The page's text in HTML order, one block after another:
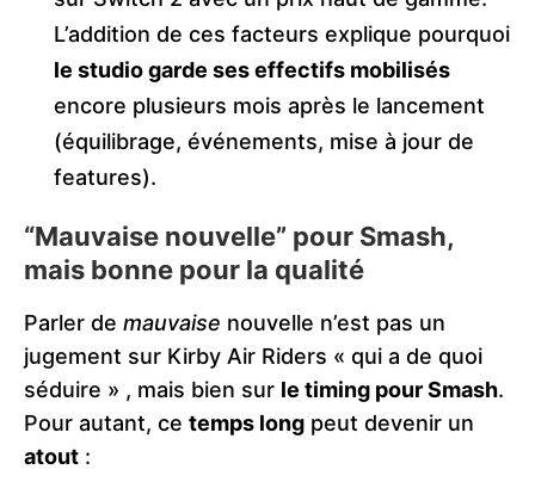
L’addition de ces facteurs explique pourquoi
le studio garde ses effectifs mobilisés
encore plusieurs mois après le lancement
(équilibrage, événements, mise à jour de
features).
“Mauvaise nouvelle” pour Smash,
mais bonne pour la qualité
Parler de mauvaise nouvelle n’est pas un
jugement sur Kirby Air Riders « qui a de quoi
séduire » , mais bien sur le timing pour Smash.
Pour autant, ce temps long peut devenir un
atout :